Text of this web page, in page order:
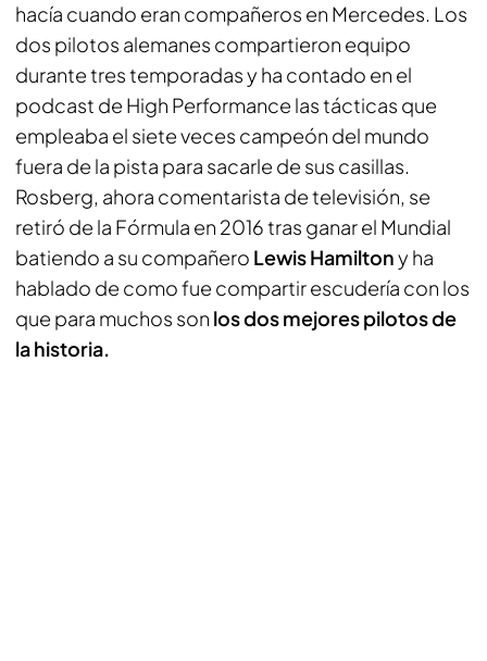
hacía cuando eran compañeros en Mercedes. Los
dos pilotos alemanes compartieron equipo
durante tres temporadas y ha contado en el
podcast de High Performance las tácticas que
empleaba el siete veces campeón del mundo
fuera de la pista para sacarle de sus casillas.
Rosberg, ahora comentarista de televisión, se
retiró de la Fórmula en 2016 tras ganar el Mundial
batiendo a su compañero Lewis Hamiltony ha
hablado de como fue compartir escudería con los
que para muchos son los dos mejores pilotos de
la historia.